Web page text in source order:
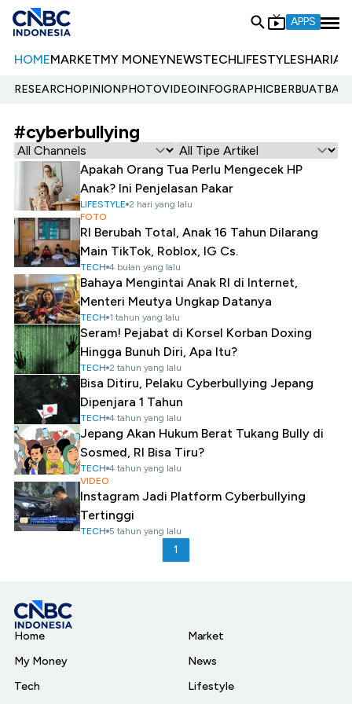
APPS
HOMEMARKETMY MONEYNEWSTECHLIFESTYLESHARIA
RESEARCHOPINIONPHOTOVIDEOINFOGRAPHIC
#cyberbullying
Apakah Orang Tua Perlu Mengecek HP
Anak? Ini Penjelasan Pakar
LIFESTYLE 2 hari yang lalu
FOTO
RI Berubah Total, Anak 16 Tahun Dilarang
Main TikTok, Roblox, IG Cs.
TECH 4 bulan yang lalu
Bahaya Mengintai Anak RI di Internet,
Menteri Meutya Ungkap Datanya
TECH 1 tahun yang lalu
Seram! Pejabat di Korsel Korban Doxing
Hingga Bunuh Diri, Apa Itu?
TECH 2 tahun yang lalu
Bisa Ditiru, Pelaku Cyberbullying Jepang
Dipenjara 1 Tahun
TECH 4 tahun yang lalu
Jepang Akan Hukum Berat Tukang Bully di
Sosmed, RI Bisa Tiru?
TECH 4 tahun yang lalu
VIDEO
Instagram Jadi Platform Cyberbullying
Tertinggi
TECH 5 tahun yang lalu
1
Home
My Money
Tech
Market
News
Lifestyle